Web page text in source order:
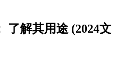
了解其用途 (2024文